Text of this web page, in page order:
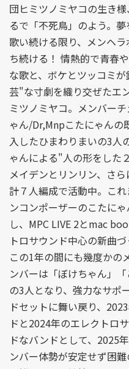
団ヒミツノミヤコの生き
るで「不死鳥」のよう。
歌い続ける限り、メンヘ
ち続ける！ 情熱的で青春
な歌と、ボケとツッコミ
芸"な寸劇を織り交ぜたエ
ミツノミヤコ。メンバー
ゃん/Dr,Mnpこたにゃんの
入したひまわりまいの3人
ゃんによる"人の形をした
メイデンとリンリン、さ
計７人編成で活動中。こ
ンコンポーザーのこたに
し、MPC LIVE 2とmac
トロサウンド中心の新曲
この1年の間にも幾度かの
ンバーは「ぼけちゃん」
の3人となり、強力なサポ
ドセットに舞い戻り、
ドと2024年のエレクトロ
ドなバンドとして、2025
ンバー体勢が安定せず困